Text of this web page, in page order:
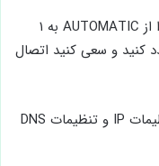
۳- در تنظیمات مودم خود کانال ۲٫۴GHZ را از AUTOMATIC به ۱
کنید و سعی کنید اتصال
۴- در تنظیمات IP موجود در تلویزیون، تنظیمات IP و تنظیمات DNS